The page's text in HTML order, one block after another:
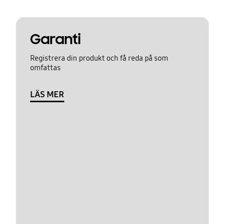
Garanti
Registrera din produkt och få reda på som
omfattas
LÄS MER